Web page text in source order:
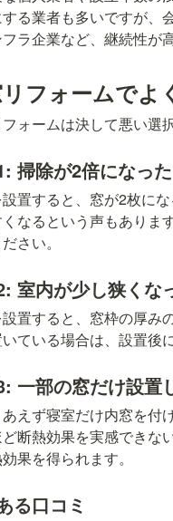
る業者も多いですが、
ラ企業など、継続性が
フォームでよ
ォームは決して悪い選
掃除が2倍になった
置すると、窓が2枚に
くなるという声もありま
さい。
室内が少し狭くな
置すると、窓枠の厚み
ている場合は、設置後
一部の窓だけ設置
あえず寝室だけ内窓を
ど断熱効果を実感できな
果を得られます。
る口コミ